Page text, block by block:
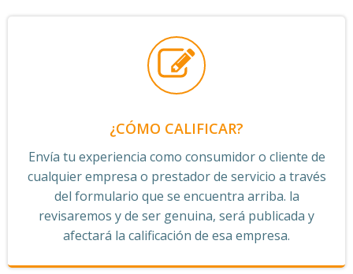
¿CÓMO CALIFICAR?
Envía tu experiencia como consumidor o cliente de
cualquier empresa o prestador de servicio a través
del formulario que se encuentra arriba. la
revisaremos y de ser genuina, será publicada y
afectará la calificación de esa empresa.